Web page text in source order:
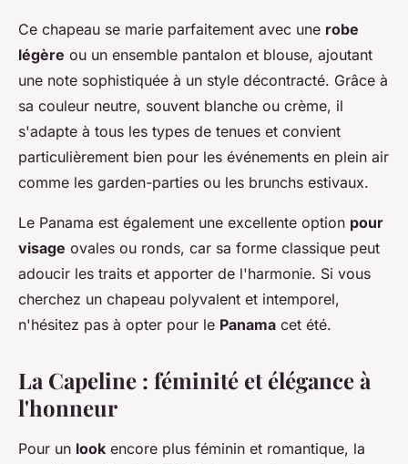
Ce chapeau se marie parfaitement avec une robe
légère ou un ensemble pantalon et blouse, ajoutant
une note sophistiquée à un style décontracté. Grâce à
sa couleur neutre, souvent blanche ou crème, il
s'adapte à tous les types de tenues et convient
particulièrement bien pour les événements en plein air
comme les garden-parties ou les brunchs estivaux.
Le Panama est également une excellente option pour
visage ovales ou ronds, car sa forme classique peut
adoucir les traits et apporter de l'harmonie. Si vous
cherchez un chapeau polyvalent et intemporel,
n'hésitez pas à opter pour le Panama cet été.
La Capeline : féminité et élégance à
l'honneur
Pour un look encore plus féminin et romantique, la